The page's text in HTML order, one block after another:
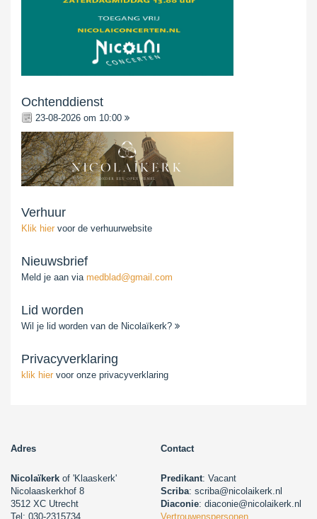
Ochtenddienst
23-08-2026 om 10:00
Verhuur
Klik hier voor de verhuurwebsite
Nieuwsbrief
Meld je aan via medblad@gmail.com
Lid worden
Wil je lid worden van de Nicolaïkerk?
Privacyverklaring
klik hier voor onze privacyverklaring
Adres Contact
Nicolaïkerk of 'Klaaskerk'
Nicolaaskerkhof 8
3512 XC Utrecht
Tel: 030-2315734
Predikant: Vacant
Scriba: scriba@nicolaikerk.nl
Diaconie: diaconie@nicolaikerk.nl
Vertrouwenspersonen